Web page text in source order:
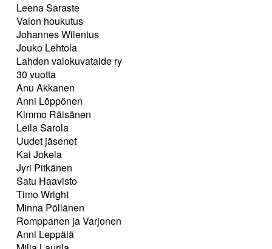
Leena Saraste
Valon houkutus
Johannes Wilenius
Jouko Lehtola
Lahden valokuvataide ry
30 vuotta
Anu Akkanen
Anni Löppönen
Kimmo Räisänen
Leila Sarola
Uudet jäsenet
Kai Jokela
Jyri Pitkänen
Satu Haavisto
Timo Wright
Minna Pöllänen
Romppanen ja Varjonen
Anni Leppälä